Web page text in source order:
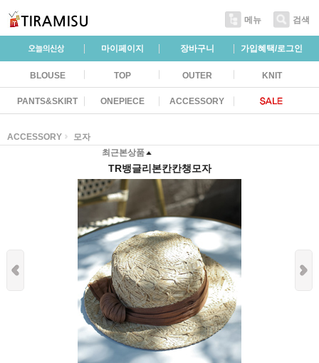
메뉴 검색
마이페이지 장바구니 가입혜택/로그인
BLOUSE TOP OUTER KNIT
PANTS&SKIRT ONEPIECE ACCESSORY
ACCESSORY
모자
최근본상품
TR뱅글리본칸칸챙모자